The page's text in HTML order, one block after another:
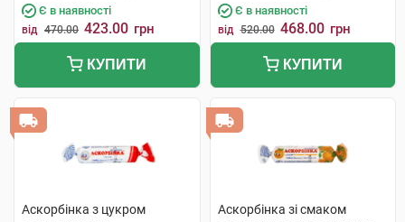
Є в наявності
від 470.00 423.00 грн
КУПИТИ
Є в наявності
від 520.00 468.00 грн
КУПИТИ
Аскорбінка з цукром
Аскорбінка зі смаком